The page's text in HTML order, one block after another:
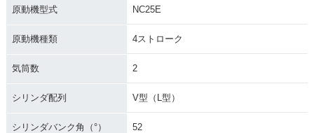
原動機型式 NC25E
原動機種類 4ストローク
気筒数 2
シリンダ配列 V型（L型）
シリンダバンク角（°） 52